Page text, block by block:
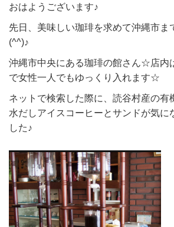
おはようございます♪
先日、美味しい珈琲を求めて沖縄市ま
(^^)♪
沖縄市中央にある珈琲の館さん☆店内
で女性一人でもゆっくり入れます☆
ネットで検索した際に、読谷村産の有
水だしアイスコーヒーとサンドが気に
した♪